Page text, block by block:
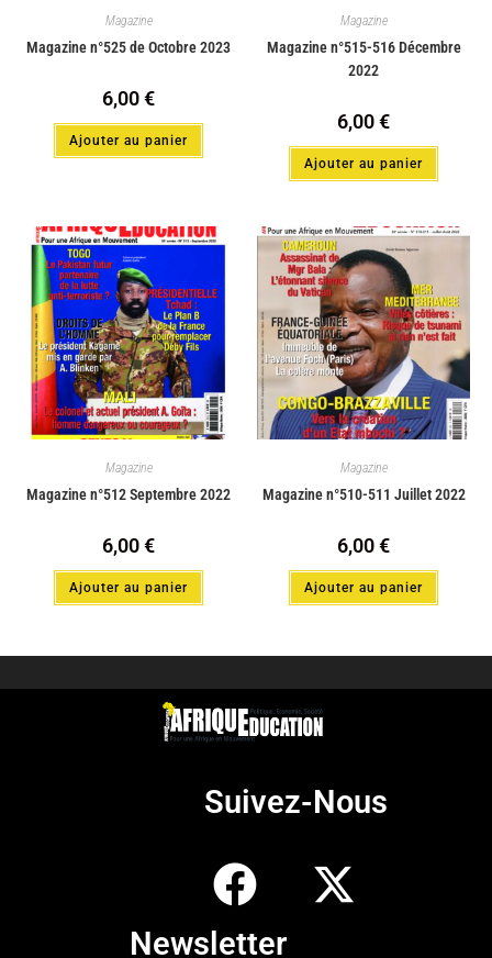
Magazine
Magazine n°525 de Octobre 2023
6,00€
Ajouter au panier
Magazine
Magazine n°515-516 Décembre
2022
6,00€
Ajouter au panier
Magazine
Magazine n°512 Septembre 2022
6,00€
Ajouter au panier
Magazine
Magazine n°510-511 Juillet 2022
6,00€
Ajouter au panier
Suivez-Nous
Newsletter